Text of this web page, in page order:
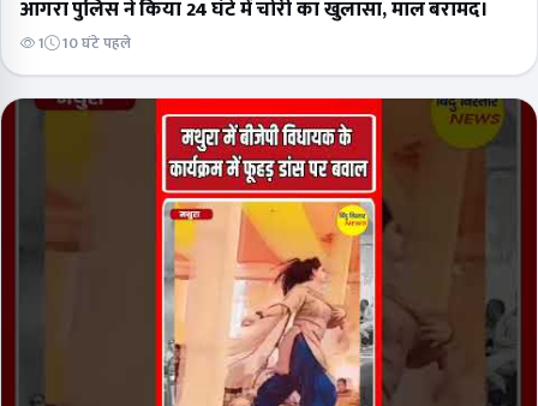
आगरा पुलिस ने किया 24 घंटे में चोरी का खुलासा, माल बरामद।
1 10 घंटे पहले